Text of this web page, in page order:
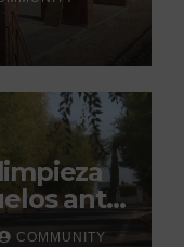
2025
ante
COMMUNITY